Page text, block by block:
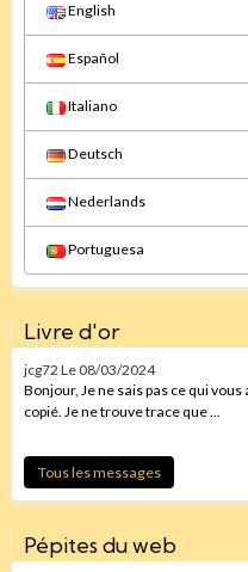
English
Español
Italiano
Deutsch
Nederlands
Portuguesa
Livre d'or
jcg72 Le 08/03/2024
Bonjour, Je ne sais pas ce qui
copié. Je ne trouve trace que ...
Tous les messages
Pépites du web